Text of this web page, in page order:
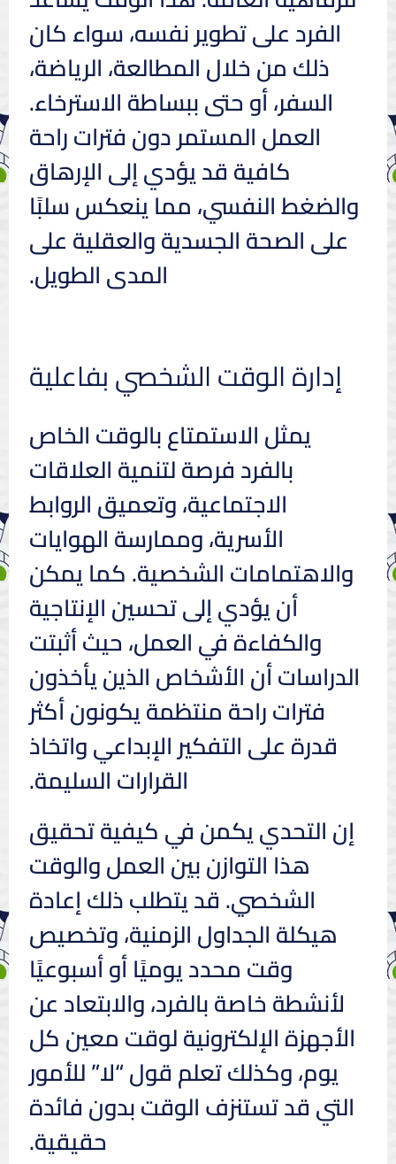
الفرد على تطوير نفسه، سواء كان
ذلك من خلال المطالعة، الرياضة،
السفر، أو حتى ببساطة الاسترخاء.
العمل المستمر دون فترات راحة
كافية قد يؤدي إلى الإرهاق
والضغط النفسي، مما ينعكس سلبًا
على الصحة الجسدية والعقلية على
المدى الطويل.
إدارة الوقت الشخصي بفاعلية
يمثل الاستمتاع بالوقت الخاص
بالفرد فرصة لتنمية العلاقات
الاجتماعية، وتعميق الروابط
الأسرية، وممارسة الهوايات
والاهتمامات الشخصية. كما يمكن
أن يؤدي إلى تحسين الإنتاجية
والكفاءة في العمل، حيث أثبتت
الدراسات أن الأشخاص الذين يأخذون
فترات راحة منتظمة يكونون أكثر
قدرة على التفكير الإبداعي واتخاذ
القرارات السليمة.
إن التحدي يكمن في كيفية تحقيق
هذا التوازن بين العمل والوقت
الشخصي. قد يتطلب ذلك إعادة
هيكلة الجداول الزمنية، وتخصيص
وقت محدد يوميًا أو أسبوعيًا
لأنشطة خاصة بالفرد، والابتعاد عن
الأجهزة الإلكترونية لوقت معين كل
يوم، وكذلك تعلم قول “لا” للأمور
التي قد تستنزف الوقت بدون فائدة
حقيقية.